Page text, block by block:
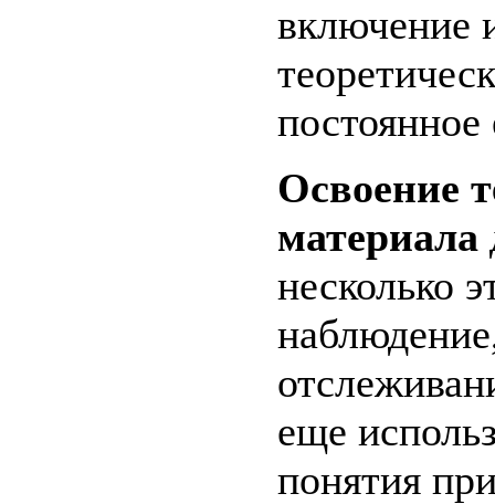
включение
Освоение
материала
несколько
еще
понятия